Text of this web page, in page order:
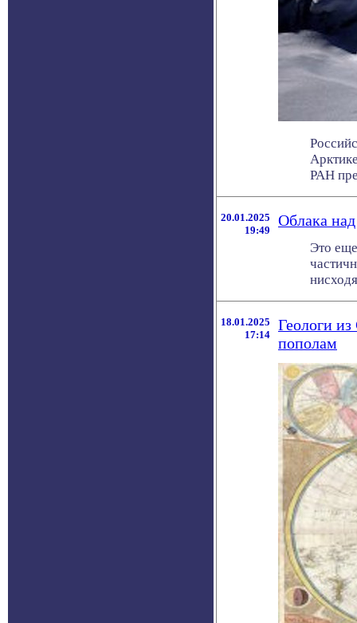
РАН
20.01.2025
19:49
Облака
Это
18.01.2025
17:14
Геологи
пополам